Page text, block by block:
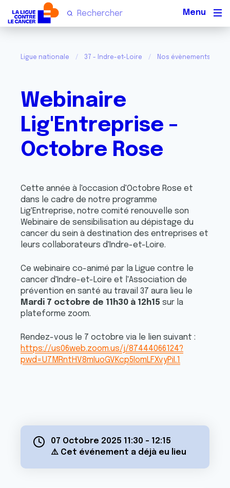
Ligue nationale 37 - Indre-et-Loire Nos évènements
Webinaire
Lig'Entreprise -
Octobre Rose
Cette année à l'occasion d'Octobre Rose et
dans le cadre de notre programme
Lig'Entreprise, notre comité renouvelle son
Webinaire de sensibilisation au dépistage du
cancer du sein à destination des entreprises et
leurs collaborateurs d'Indre-et-Loire.
Ce webinaire co-animé par la Ligue contre le
cancer d'Indre-et-Loire et l'Association de
prévention en santé au travail 37 aura lieu le
Mardi 7 octobre de 11h30 à 12h15 sur la
plateforme zoom.
Rendez-vous le 7 octobre via le lien suivant :
https://us06web.zoom.us/j/87444066124?
pwd=U7MRntHV8mIuoGVKcp5IomLFXvyPiI.1
07 Octobre 2025 11:30 - 12:15
⚠️ Cet événement a déjà eu lieu